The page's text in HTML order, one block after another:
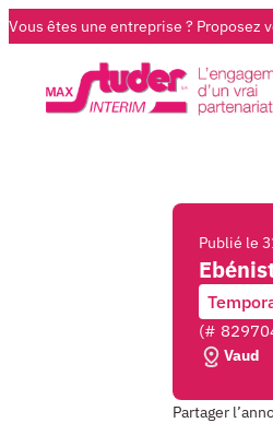
Vous êtes une entreprise ? Proposez
Publié le
(#
Vaud
Partager